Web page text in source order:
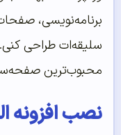
برنامه‌نویسی،
سلیقه‌ات طراحی
محبوب‌ترین
نصب افزونه